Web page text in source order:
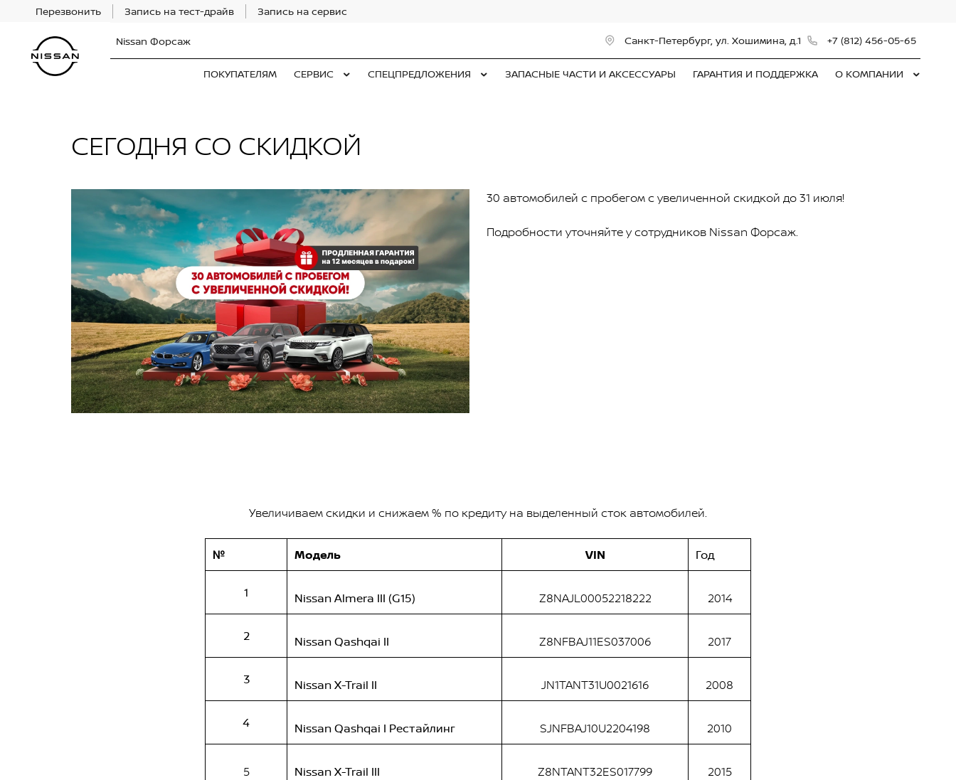
Перезвонить Запись на тест-драйв Запись на сервис
Nissan Форсаж Санкт-Петербург, ул. Хошимина, д.1 +7 (812) 456-05-65
ПОКУПАТЕЛЯМ СЕРВИС СПЕЦПРЕДЛОЖЕНИЯ ЗАПАСНЫЕ ЧАСТИ И АКСЕССУАРЫ ГАРАНТИЯ И ПОДДЕРЖКА О КОМПАНИИ
СЕГОДНЯ СО СКИДКОЙ
30 автомобилей с пробегом с увеличенной скидкой до 31 июля!
Подробности уточняйте у сотрудников Nissan Форсаж.
Увеличиваем скидки и снижаем % по кредиту на выделенный сток автомобилей.
№ Модель VIN Год
1 Nissan Almera III (G15) Z8NAJL00052218222 2014
2 Nissan Qashqai II Z8NFBAJ11ES037006 2017
3 Nissan X-Trail II JN1TANT31U0021616 2008
4 Nissan Qashqai I Рестайлинг SJNFBAJ10U2204198 2010
5 Nissan X-Trail III Z8NTANT32ES017799 2015